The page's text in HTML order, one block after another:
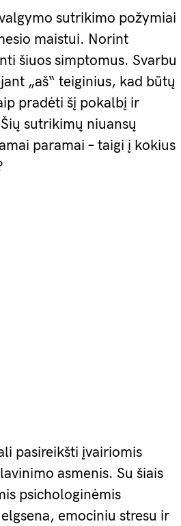
sutrikimo požymiai
maistui. Norint
šiuos simptomus. Svarbu
„aš“ teiginius, kad būtų
pradėti šį pokalbį ir
sutrikimų niuansų
paramai – taigi į kokius
pasireikšti įvairiomis
asmenis. Su šiais
psichologinėmis
emociniu stresu ir